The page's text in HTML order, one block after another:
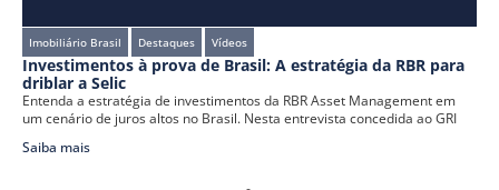
Imobiliário Brasil Destaques Vídeos
Investimentos à prova de Brasil: A estratégia da RBR para
driblar a Selic
Entenda a estratégia de investimentos da RBR Asset Management em
um cenário de juros altos no Brasil. Nesta entrevista concedida ao GRI
Saiba mais